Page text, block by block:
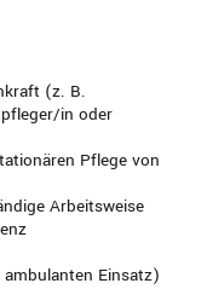
(z. B.
in oder
Pflege von
Arbeitsweise
Einsatz)